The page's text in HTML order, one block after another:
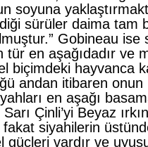
soyuna
sürüler daima tam
Gobineau ise
tür en aşağıdadır ve
biçimdeki hayvanca
andan itibaren
en aşağı
Sarı Çinli’yi Beyaz
fakat siyahilerin
güçleri vardır ve